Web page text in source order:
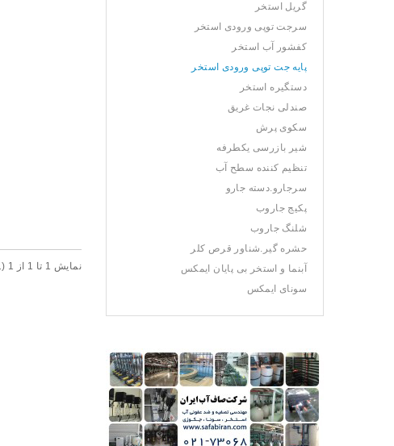
گریل استخر
سرجت توپی ورودی استخر
کفشور آب استخر
پایه جت توپی ورودی استخر
دستگیره استخر
صندلی نجات غریق
سکوی پرش
شیر بازرسی یکطرفه
تنظیم کننده سطح آب
سرجارو.دسته جارو
پکیج جاروب
شلنگ جاروب
حشره گیر.شناور قرص کلر
آبنما و استخر بی پایان ایمکس
سونای ایمکس
نمايش 1 تا 1 از 1 (1 صفحه)